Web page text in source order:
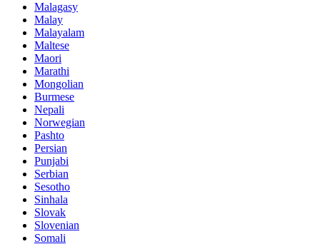
Malagasy
Malay
Malayalam
Maltese
Maori
Marathi
Mongolian
Burmese
Nepali
Norwegian
Pashto
Persian
Punjabi
Serbian
Sesotho
Sinhala
Slovak
Slovenian
Somali